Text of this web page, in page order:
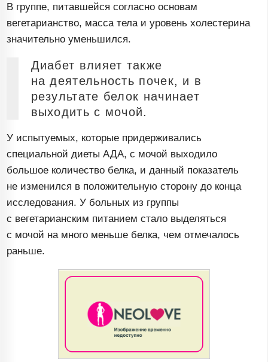
В группе, питавшейся согласно основам
вегетарианство, масса тела и уровень холестерина
значительно уменьшился.
Диабет влияет также
на деятельность почек, и в
результате белок начинает
выходить с мочой.
У испытуемых, которые придерживались
специальной диеты АДА, с мочой выходило
большое количество белка, и данный показатель
не изменился в положительную сторону до конца
исследования. У больных из группы
с вегетарианским питанием стало выделяться
с мочой на много меньше белка, чем отмечалось
раньше.